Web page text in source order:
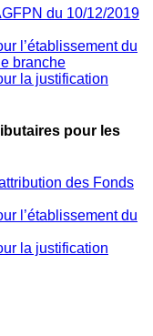
du 10/12/2019
l’établissement du
branche
la justification
pour les
des Fonds
l’établissement du
la justification